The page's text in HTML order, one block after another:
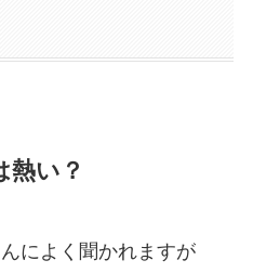
熱い？
によく聞かれますが